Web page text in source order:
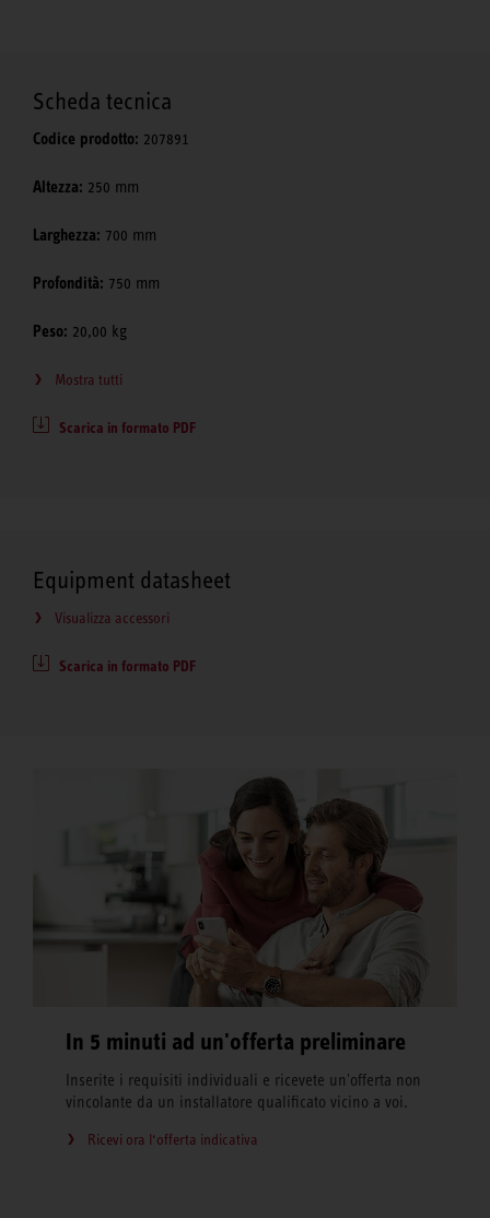
Scheda tecnica
Codice prodotto: 207891
Altezza: 250 mm
Larghezza: 700 mm
Profondità: 750 mm
Peso: 20,00 kg
Mostra tutti
Scarica in formato PDF
Equipment datasheet
Visualizza accessori
Scarica in formato PDF
In 5 minuti ad un'offerta preliminare
Inserite i requisiti individuali e ricevete un'offerta non
vincolante da un installatore qualificato vicino a voi.
Ricevi ora l‘offerta indicativa